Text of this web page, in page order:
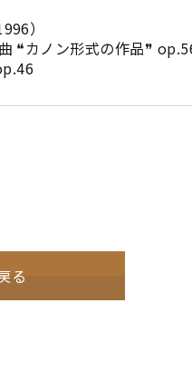
）
❝カノン形式の作品❞
る